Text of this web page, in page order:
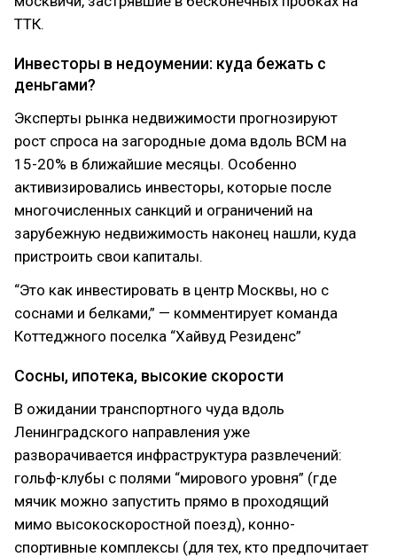
ТТК.
Инвесторы в недоумении: куда бежать с
деньгами?
Эксперты рынка недвижимости прогнозируют
рост спроса на загородные дома вдоль ВСМ на
15-20% в ближайшие месяцы. Особенно
активизировались инвесторы, которые после
многочисленных санкций и ограничений на
зарубежную недвижимость наконец нашли, куда
пристроить свои капиталы.
“Это как инвестировать в центр Москвы, но с
соснами и белками,” — комментирует команда
Коттеджного поселка “Хайвуд Резиденс”
Сосны, ипотека, высокие скорости
В ожидании транспортного чуда вдоль
Ленинградского направления уже
разворачивается инфраструктура развлечений:
гольф-клубы с полями “мирового уровня” (где
мячик можно запустить прямо в проходящий
мимо высокоскоростной поезд), конно-
спортивные комплексы (для тех, кто предпочитает